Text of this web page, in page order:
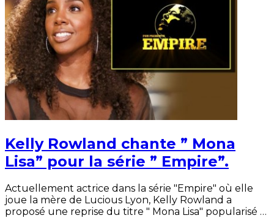
Kelly Rowland chante ” Mona
Lisa” pour la série ” Empire”.
Actuellement actrice dans la série "Empire" où elle
joue la mère de Lucious Lyon, Kelly Rowland a
proposé une reprise du titre " Mona Lisa" popularisé …